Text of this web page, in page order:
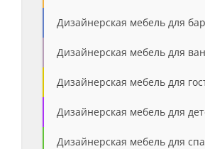
Дизайнерская мебель для
Дизайнерская мебель для
Дизайнерская мебель для
Дизайнерская мебель для
Дизайнерская мебель для